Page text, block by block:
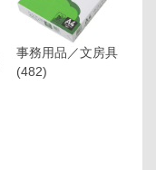
事務用品／文房具
(482)